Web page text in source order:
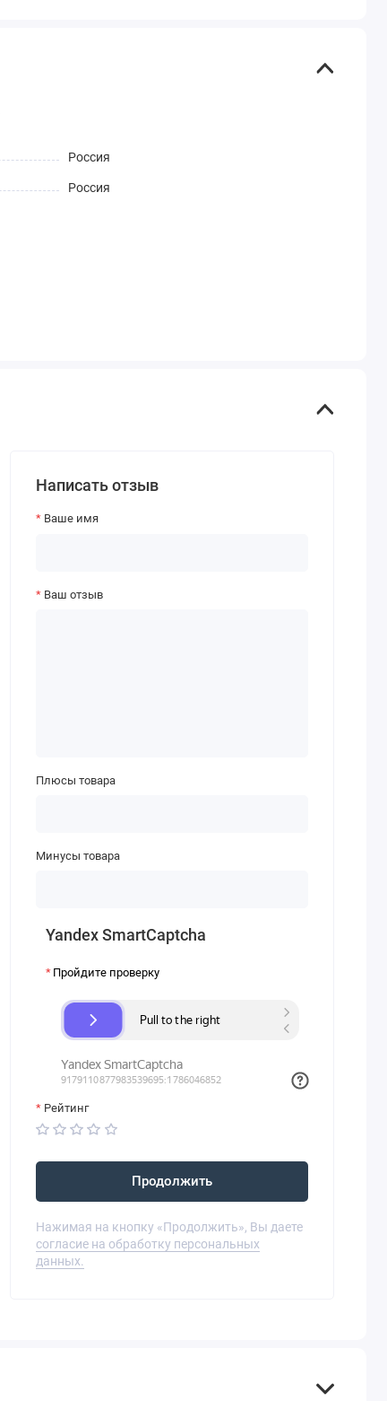
Россия
Россия
Написать отзыв
Ваше имя
Ваш отзыв
Плюсы товара
Минусы товара
Yandex SmartCaptcha
Пройдите проверку
Рейтинг
Продолжить
Нажимая на кнопку «Продолжить», Вы даете
согласие на обработку персональных
данных.